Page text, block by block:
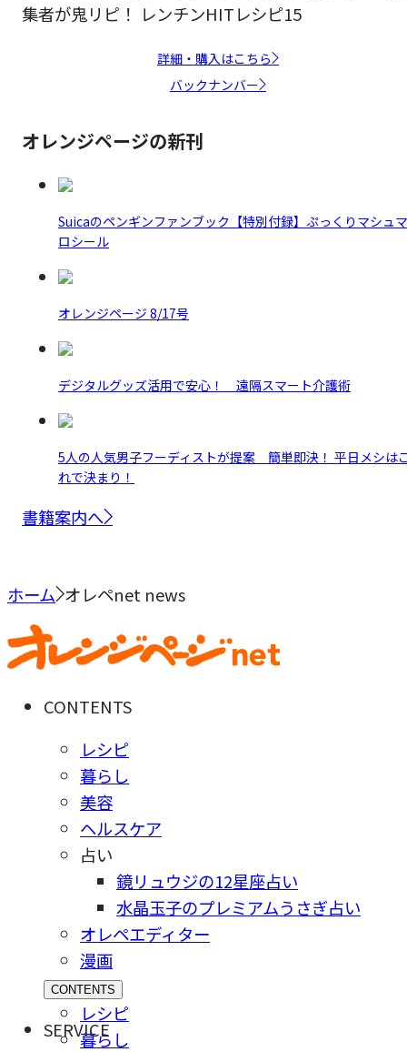
集者が鬼リピ！ レンチンHITレシピ15
詳細・購入はこちら
バックナンバー
オレンジページの新刊
Suicaのペンギンファンブック【特別付録】ぷっくりマシュマ
ロシール
オレンジページ 8/17号
デジタルグッズ活用で安心！ 遠隔スマート介護術
5人の人気男子フーディストが提案 簡単即決！ 平日メシは
れで決まり！
書籍案内へ
ホーム オレペnet news
CONTENTS
レシピ
暮らし
美容
ヘルスケア
占い
鏡リュウジの12星座占い
水晶玉子のプレミアムうさぎ占い
オレペエディター
漫画
CONTENTS
レシピ
暮らし
SERVICE